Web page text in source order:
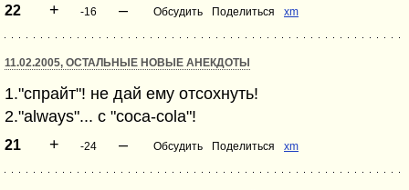
22 + -16 – Обсудить Поделиться xm
11.02.2005, ОСТАЛЬНЫЕ НОВЫЕ АНЕКДОТЫ
1."спрайт"! не дай ему отсохнуть!
2."always"... с "coca-cola"!
21 + -24 – Обсудить Поделиться xm